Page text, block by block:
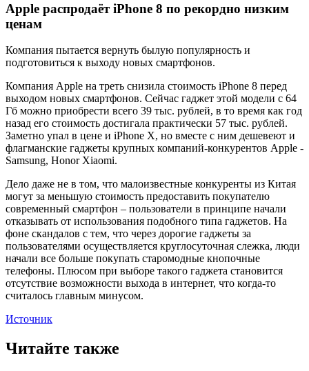
Apple распродаёт iPhone 8 по рекордно низким
ценам
Компания пытается вернуть былую популярность и
подготовиться к выходу новых смартфонов.
Компания Apple на треть снизила стоимость iPhone 8 перед
выходом новых смартфонов. Сейчас гаджет этой модели с 64
Гб можно приобрести всего 39 тыс. рублей, в то время как год
назад его стоимость достигала практически 57 тыс. рублей.
Заметно упал в цене и iPhone X, но вместе с ним дешевеют и
флагманские гаджеты крупных компаний-конкурентов Apple -
Samsung, Honor Xiaomi.
Дело даже не в том, что малоизвестные конкуренты из Китая
могут за меньшую стоимость предоставить покупателю
современный смартфон – пользователи в принципе начали
отказывать от использования подобного типа гаджетов. На
фоне скандалов с тем, что через дорогие гаджеты за
пользователями осуществляется круглосуточная слежка, люди
начали все больше покупать старомодные кнопочные
телефоны. Плюсом при выборе такого гаджета становится
отсутствие возможности выхода в интернет, что когда-то
считалось главным минусом.
Источник
Читайте также